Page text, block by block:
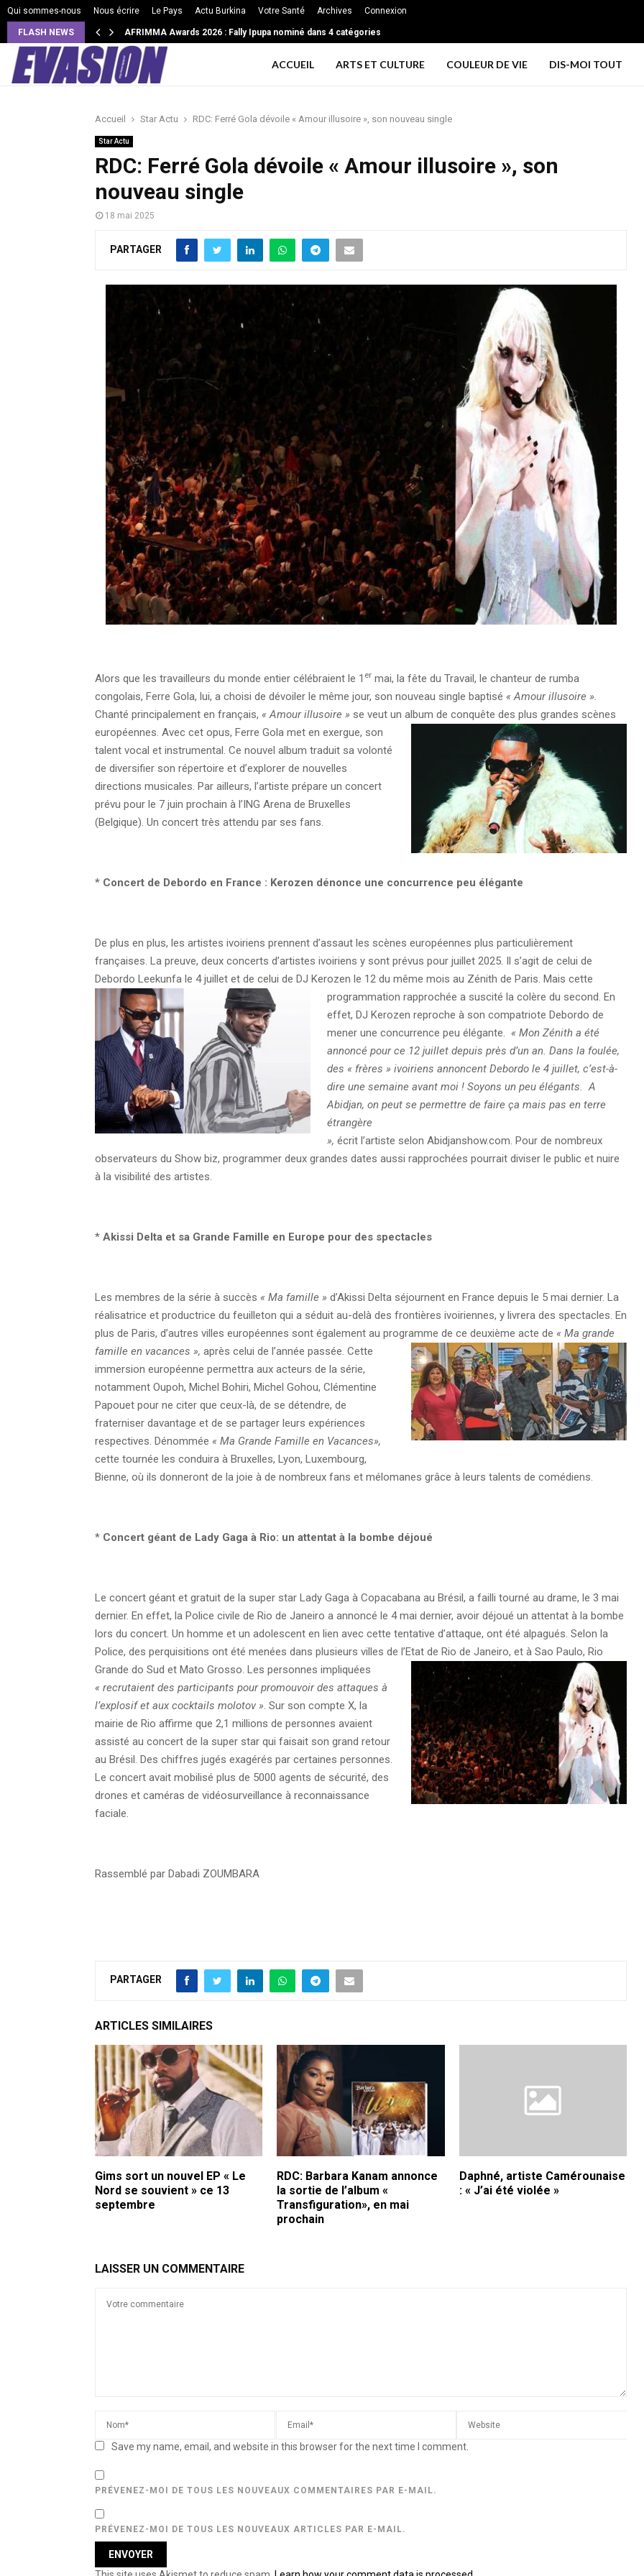
Qui sommes-nous Nous écrire Le Pays Actu Burkina Votre Santé Archives Connexion
FLASH NEWS AFRIMMA Awards 2026 : Fally Ipupa nominé dans 4 catégories
ACCUEIL ARTS ET CULTURE COULEUR DE VIE DIS-MOI TOUT
Accueil Star Actu RDC: Ferré Gola dévoile « Amour illusoire », son nouveau single
Star Actu
RDC: Ferré Gola dévoile « Amour illusoire », son
nouveau single
18 mai 2025
PARTAGER
Alors que les travailleurs du monde entier célébraient le 1 er mai, la fête du Travail, le chanteur de rumba
congolais, Ferre Gola, lui, a choisi de dévoiler le même jour, son nouveau single baptisé « Amour illusoire ».
Chanté principalement en français, « Amour illusoire » se veut un album de conquête des plus grandes scènes
européennes. Avec cet opus, Ferre Gola met en exergue, son
talent vocal et instrumental. Ce nouvel album traduit sa volonté
de diversifier son répertoire et d’explorer de nouvelles
directions musicales. Par ailleurs, l’artiste prépare un concert
prévu pour le 7 juin prochain à l’ING Arena de Bruxelles
(Belgique). Un concert très attendu par ses fans.
* Concert de Debordo en France : Kerozen dénonce une concurrence peu élégante
De plus en plus, les artistes ivoiriens prennent d’assaut les scènes européennes plus particulièrement
françaises. La preuve, deux concerts d’artistes ivoiriens y sont prévus pour juillet 2025. Il s’agit de celui de
Debordo Leekunfa le 4 juillet et de celui de DJ Kerozen le 12 du même mois au Zénith de Paris. Mais cette
programmation rapprochée a suscité la colère du second. En
effet, DJ Kerozen reproche à son compatriote Debordo de
mener une concurrence peu élégante. « Mon Zénith a été
annoncé pour ce 12 juillet depuis près d’un an. Dans la foulée,
des « frères » ivoiriens annoncent Debordo le 4 juillet, c’est-à-
dire une semaine avant moi ! Soyons un peu élégants. A
Abidjan, on peut se permettre de faire ça mais pas en terre
étrangère
», écrit l’artiste selon Abidjanshow.com. Pour de nombreux
observateurs du Show biz, programmer deux grandes dates aussi rapprochées pourrait diviser le public et nuire
à la visibilité des artistes.
* Akissi Delta et sa Grande Famille en Europe pour des spectacles
Les membres de la série à succès « Ma famille » d’Akissi Delta séjournent en France depuis le 5 mai dernier. La
réalisatrice et productrice du feuilleton qui a séduit au-delà des frontières ivoiriennes, y livrera des spectacles. En
plus de Paris, d’autres villes européennes sont également au programme de ce deuxième acte de « Ma grande
famille en vacances », après celui de l’année passée. Cette
immersion européenne permettra aux acteurs de la série,
notamment Oupoh, Michel Bohiri, Michel Gohou, Clémentine
Papouet pour ne citer que ceux-là, de se détendre, de
fraterniser davantage et de se partager leurs expériences
respectives. Dénommée « Ma Grande Famille en Vacances»,
cette tournée les conduira à Bruxelles, Lyon, Luxembourg,
Bienne, où ils donneront de la joie à de nombreux fans et mélomanes grâce à leurs talents de comédiens.
* Concert géant de Lady Gaga à Rio: un attentat à la bombe déjoué
Le concert géant et gratuit de la super star Lady Gaga à Copacabana au Brésil, a failli tourné au drame, le 3 mai
dernier. En effet, la Police civile de Rio de Janeiro a annoncé le 4 mai dernier, avoir déjoué un attentat à la bombe
lors du concert. Un homme et un adolescent en lien avec cette tentative d’attaque, ont été alpagués. Selon la
Police, des perquisitions ont été menées dans plusieurs villes de l’Etat de Rio de Janeiro, et à Sao Paulo, Rio
Grande do Sud et Mato Grosso. Les personnes impliquées
« recrutaient des participants pour promouvoir des attaques à
l’explosif et aux cocktails molotov » . Sur son compte X, la
mairie de Rio affirme que 2,1 millions de personnes avaient
assisté au concert de la super star qui faisait son grand retour
au Brésil. Des chiffres jugés exagérés par certaines personnes.
Le concert avait mobilisé plus de 5000 agents de sécurité, des
drones et caméras de vidéosurveillance à reconnaissance
faciale.
Rassemblé par Dabadi ZOUMBARA
PARTAGER
ARTICLES SIMILAIRES
Gims sort un nouvel EP « Le
Nord se souvient » ce 13
septembre
RDC: Barbara Kanam annonce
la sortie de l’album «
Transfiguration», en mai
prochain
Daphné, artiste Camérounaise
: « J’ai été violée »
LAISSER UN COMMENTAIRE
Save my name, email, and website in this browser for the next time I comment.
PRÉVENEZ-MOI DE TOUS LES NOUVEAUX COMMENTAIRES PAR E-MAIL.
PRÉVENEZ-MOI DE TOUS LES NOUVEAUX ARTICLES PAR E-MAIL.